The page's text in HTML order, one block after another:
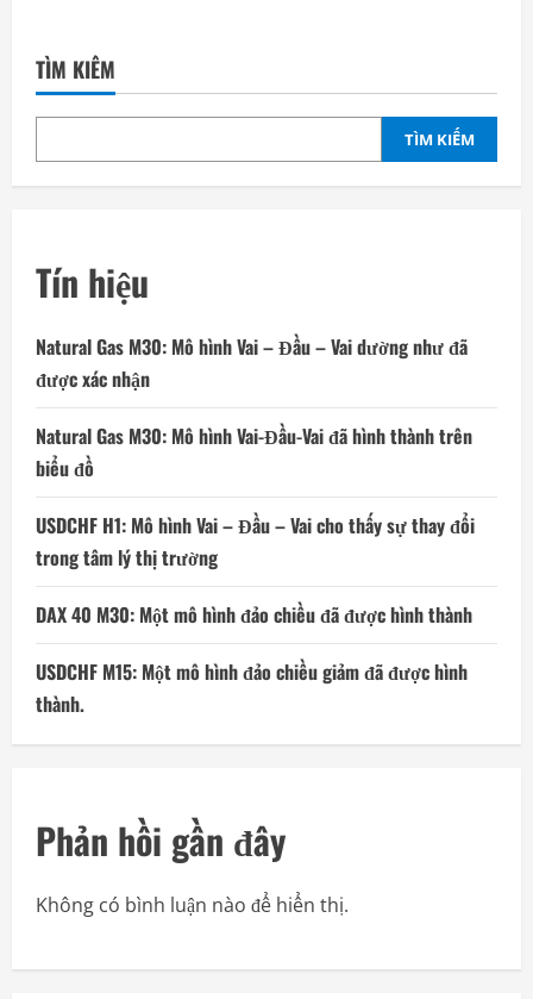
TÌM KIẾM
TÌM KIẾM
Tín hiệu
Natural Gas M30: Mô hình Vai – Đầu – Vai dường như đã
được xác nhận
Natural Gas M30: Mô hình Vai-Đầu-Vai đã hình thành trên
biểu đồ
USDCHF H1: Mô hình Vai – Đầu – Vai cho thấy sự thay đổi
trong tâm lý thị trường
DAX 40 M30: Một mô hình đảo chiều đã được hình thành
USDCHF M15: Một mô hình đảo chiều giảm đã được hình
thành.
Phản hồi gần đây
Không có bình luận nào để hiển thị.